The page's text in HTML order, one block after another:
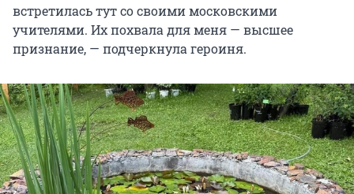
встретилась тут со своими московскими
учителями. Их похвала для меня — высшее
признание, — подчеркнула героиня.